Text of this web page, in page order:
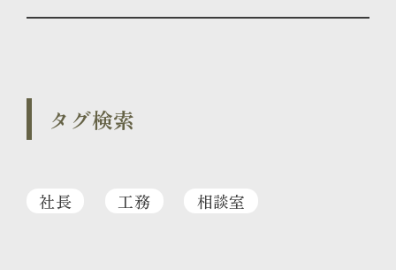
タグ検索
社長 工務 相談室